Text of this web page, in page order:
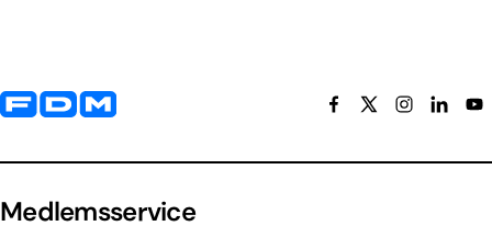
Yderligere information og kontaktoplysninger
Medlemsservice